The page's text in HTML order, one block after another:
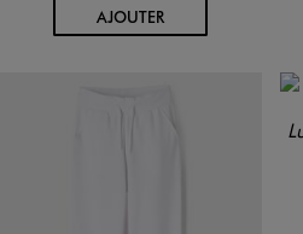
AJOUTERAU PANIER